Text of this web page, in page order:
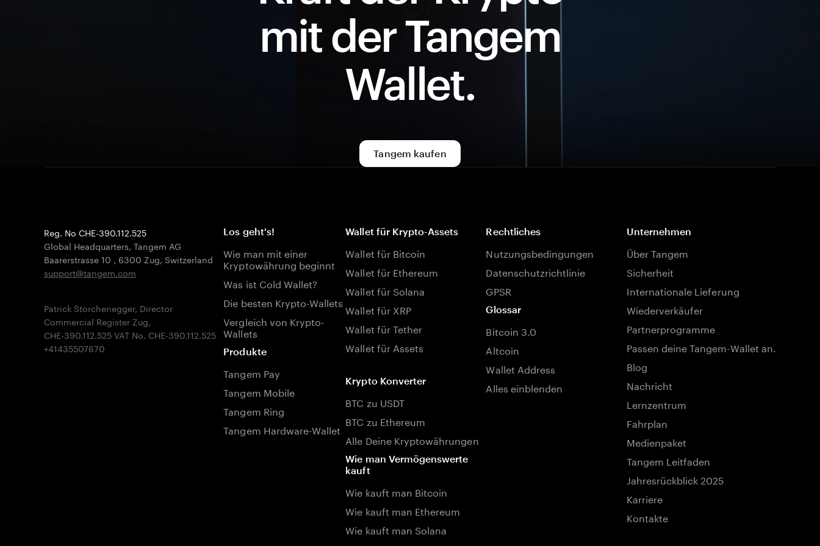
mit der Tangem
Wallet.
Tangem kaufen
Reg. No CHE-390.112.525
Global Headquarters, Tangem AG
Baarerstrasse 10 , 6300 Zug, Switzerland
support@tangem.com
Patrick Storchenegger, Director
Commercial Register Zug,
CHE-390.112.525 VAT No. CHE-390.112.525
Los geht's!
Wie man mit einer
Kryptowährung beginnt
Was ist Cold Wallet?
Die besten Krypto-Wallets
Vergleich von Krypto-
Wallets
Produkte
Tangem Pay
Tangem Mobile
Tangem Ring
Tangem Hardware-Wallet
Wallet für Krypto-Assets
Wallet für Bitcoin
Wallet für Ethereum
Wallet für Solana
Wallet für XRP
Wallet für Tether
Wallet für Assets
Krypto Konverter
BTC zu USDT
BTC zu Ethereum
Alle Deine Kryptowährungen
Wie man Vermögenswerte
kauft
Wie kauft man Bitcoin
Wie kauft man Ethereum
Wie kauft man Solana
Rechtliches
Nutzungsbedingungen
Datenschutzrichtlinie
GPSR
Glossar
Bitcoin 3.0
Altcoin
Wallet Address
Alles einblenden
Unternehmen
Über Tangem
Sicherheit
Internationale Lieferung
Wiederverkäufer
Partnerprogramme
Passen deine Tangem-Wallet an.
Blog
Nachricht
Lernzentrum
Fahrplan
Medienpaket
Tangem Leitfaden
Jahresrückblick 2025
Karriere
Kontakte